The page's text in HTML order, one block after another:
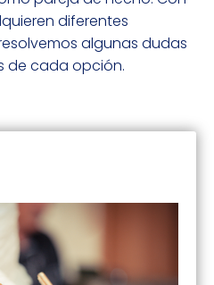
diferentes
algunas dudas
de cada opción.